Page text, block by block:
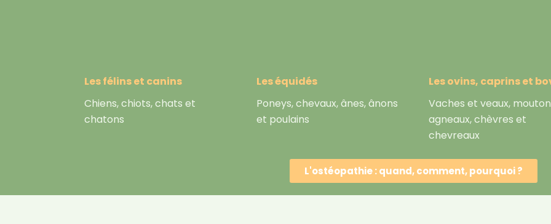
Les félins et canins
Chiens, chiots, chats et
chatons
Les équidés
Poneys, chevaux, ânes, ânons
et poulains
Les ovins, caprins et
Vaches et veaux,
agneaux, chèvres et
chevreaux
L'ostéopathie : quand, comment, pourquoi ?